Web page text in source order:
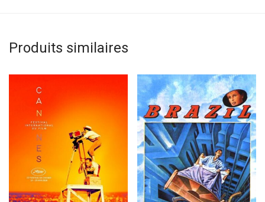
Produits similaires